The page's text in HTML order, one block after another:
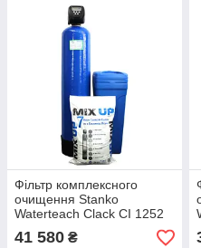
Фільтр комплексного
очищення Stanko
Waterteach Clack CI 1252
MIX
41 580 ₴